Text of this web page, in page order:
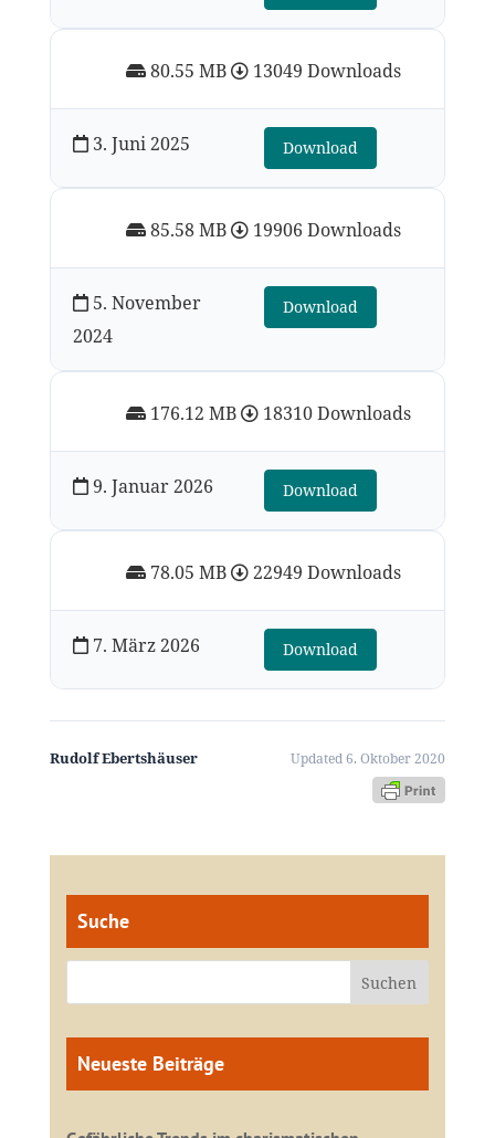
78.05 MB 22949 Downloads
7. März 2026 Download
176.12 MB 18310 Downloads
9. Januar 2026 Download
80.55 MB 13049 Downloads
3. Juni 2025 Download
85.58 MB 19906 Downloads
5. November
2024
Download
Rudolf Ebertshäuser Updated 6. Oktober 2020
Suche
Neueste Beiträge